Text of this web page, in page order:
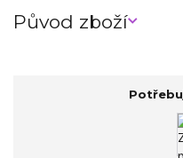
Původ zboží